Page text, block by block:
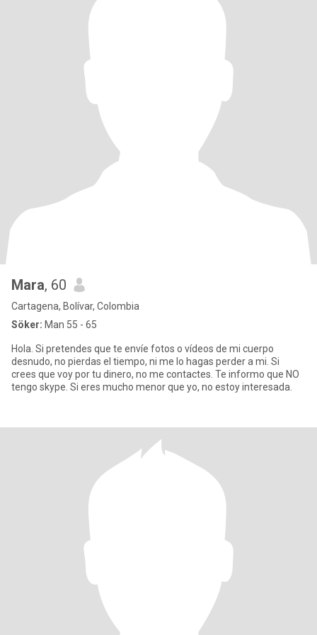
Mara, 60
Cartagena, Bolívar, Colombia
Söker: Man 55 - 65
Hola. Si pretendes que te envíe fotos o vídeos de mi cuerpo
desnudo, no pierdas el tiempo, ni me lo hagas perder a mi. Si
crees que voy por tu dinero, no me contactes. Te informo que NO
tengo skype. Si eres mucho menor que yo, no estoy interesada.